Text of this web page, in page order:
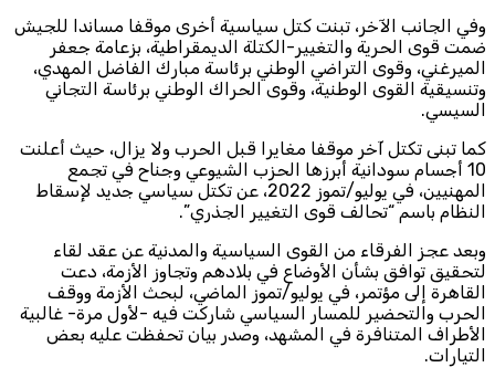
وفي الجانب الآخر، تبنت كتل سياسية أخرى موقفا مساندا للجيش
ضمت قوى الحرية والتغيير-الكتلة الديمقراطية، بزعامة جعفر
الميرغني، وقوى التراضي الوطني برئاسة مبارك الفاضل المهدي،
وتنسيقية القوى الوطنية، وقوى الحراك الوطني برئاسة التجاني
السيسي.
كما تبنى تكتل آخر موقفا مغايرا قبل الحرب ولا يزال، حيث أعلنت
10 أجسام سودانية أبرزها الحزب الشيوعي وجناح في تجمع
المهنيين، في يوليو/تموز 2022، عن تكتل سياسي جديد لإسقاط
النظام باسم “تحالف قوى التغيير الجذري”.
وبعد عجز الفرقاء من القوى السياسية والمدنية عن عقد لقاء
لتحقيق توافق بشأن الأوضاع في بلادهم وتجاوز الأزمة، دعت
القاهرة إلى مؤتمر، في يوليو/تموز الماضي، لبحث الأزمة ووقف
الحرب والتحضير للمسار السياسي شاركت فيه -لأول مرة- غالبية
الأطراف المتنافرة في المشهد، وصدر بيان تحفظت عليه بعض
التيارات.